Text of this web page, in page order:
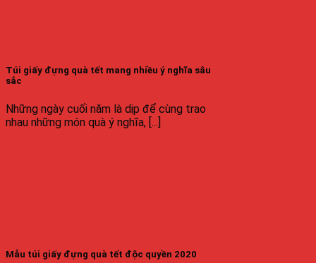
Túi giấy đựng quà tết mang nhiều ý nghĩa sâu
sắc
Những ngày cuối năm là dịp để cùng trao
nhau những món quà ý nghĩa, [...]
Mẫu túi giấy đựng quà tết độc quyền 2020